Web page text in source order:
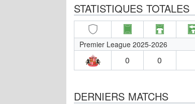
STATISTIQUES TOTALES
Premier League 2025-2026
0 0
DERNIERS MATCHS